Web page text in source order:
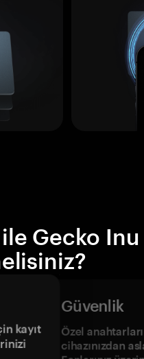
Gecko Inu
kayıt
Güvenlik
Özel
cihazınızdan